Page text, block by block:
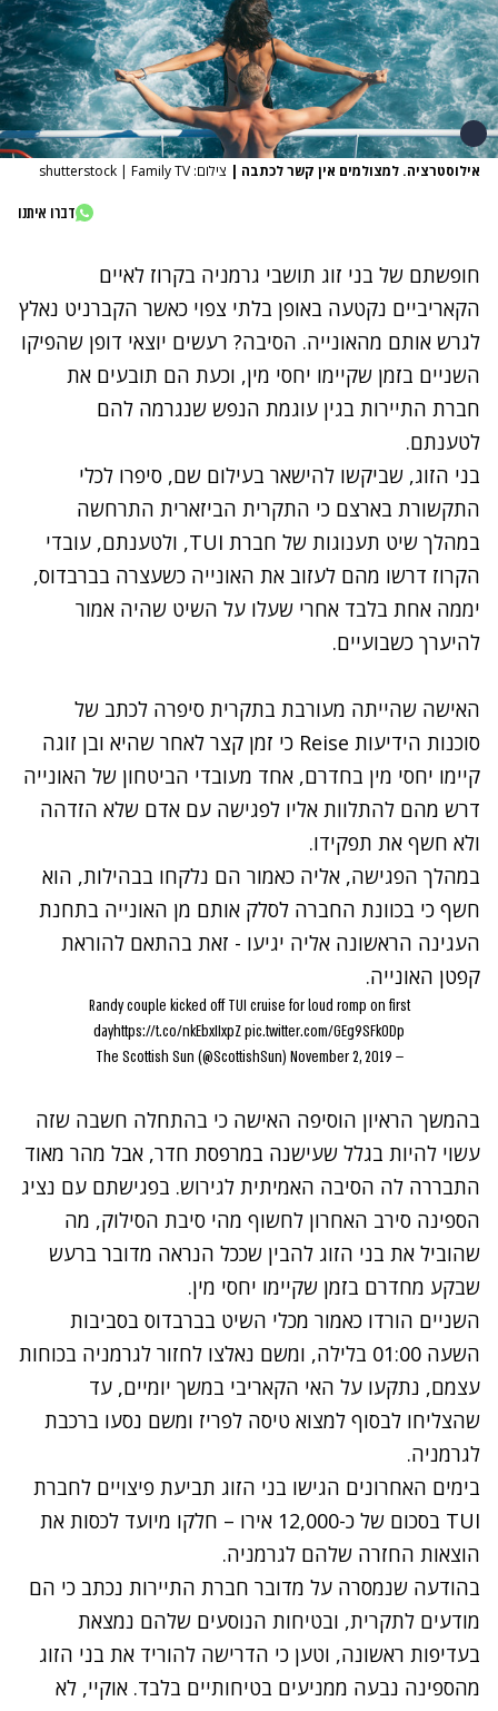
אילוסטרציה. למצולמים אין קשר לכתבה | צילום: shutterstock | Family TV
דברו איתנו
חופשתם של בני זוג תושבי גרמניה בקרוז לאיים
הקאריביים נקטעה באופן בלתי צפוי כאשר הקברניט נאלץ
לגרש אותם מהאונייה. הסיבה? רעשים יוצאי דופן שהפיקו
השניים בזמן שקיימו יחסי מין, וכעת הם תובעים את
חברת התיירות בגין עוגמת הנפש שנגרמה להם
לטענתם.
בני הזוג, שביקשו להישאר בעילום שם, סיפרו לכלי
התקשורת בארצם כי התקרית הביזארית התרחשה
במהלך שיט תענוגות של חברת TUI, ולטענתם, עובדי
הקרוז דרשו מהם לעזוב את האונייה כשעצרה בברבדוס,
יממה אחת בלבד אחרי שעלו על השיט שהיה אמור
להיערך כשבועיים.
האישה שהייתה מעורבת בתקרית סיפרה לכתב של
סוכנות הידיעות Reise כי זמן קצר לאחר שהיא ובן זוגה
קיימו יחסי מין בחדרם, אחד מעובדי הביטחון של האונייה
דרש מהם להתלוות אליו לפגישה עם אדם שלא הזדהה
ולא חשף את תפקידו.
במהלך הפגישה, אליה כאמור הם נלקחו בבהילות, הוא
חשף כי בכוונת החברה לסלק אותם מן האונייה בתחנת
העגינה הראשונה אליה יגיעו - זאת בהתאם להוראת
קפטן האונייה.
Randy couple kicked off TUI cruise for loud romp on first
dayhttps://t.co/nkEbxIIxpZpic.twitter.com/GEg9SFkODp
— The Scottish Sun (@ScottishSun)
November 2, 2019
בהמשך הראיון הוסיפה האישה כי בהתחלה חשבה שזה
עשוי להיות בגלל שעישנה במרפסת חדר, אבל מהר מאוד
התבררה לה הסיבה האמיתית לגירוש. בפגישתם עם נציג
הספינה סירב האחרון לחשוף מהי סיבת הסילוק, מה
שהוביל את בני הזוג להבין שככל הנראה מדובר ברעש
שבקע מחדרם בזמן שקיימו יחסי מין.
השניים הורדו כאמור מכלי השיט בברבדוס בסביבות
השעה 01:00 בלילה, ומשם נאלצו לחזור לגרמניה בכוחות
עצמם, נתקעו על האי הקאריבי במשך יומיים, עד
שהצליחו לבסוף למצוא טיסה לפריז ומשם נסעו ברכבת
לגרמניה.
בימים האחרונים הגישו בני הזוג תביעת פיצויים לחברת
TUI בסכום של כ-12,000 אירו – חלקו מיועד לכסות את
הוצאות החזרה שלהם לגרמניה.
בהודעה שנמסרה על מדובר חברת התיירות נכתב כי הם
מודעים לתקרית, ובטיחות הנוסעים שלהם נמצאת
בעדיפות ראשונה, וטען כי הדרישה להוריד את בני הזוג
מהספינה נבעה ממניעים בטיחותיים בלבד. אוקיי, לא